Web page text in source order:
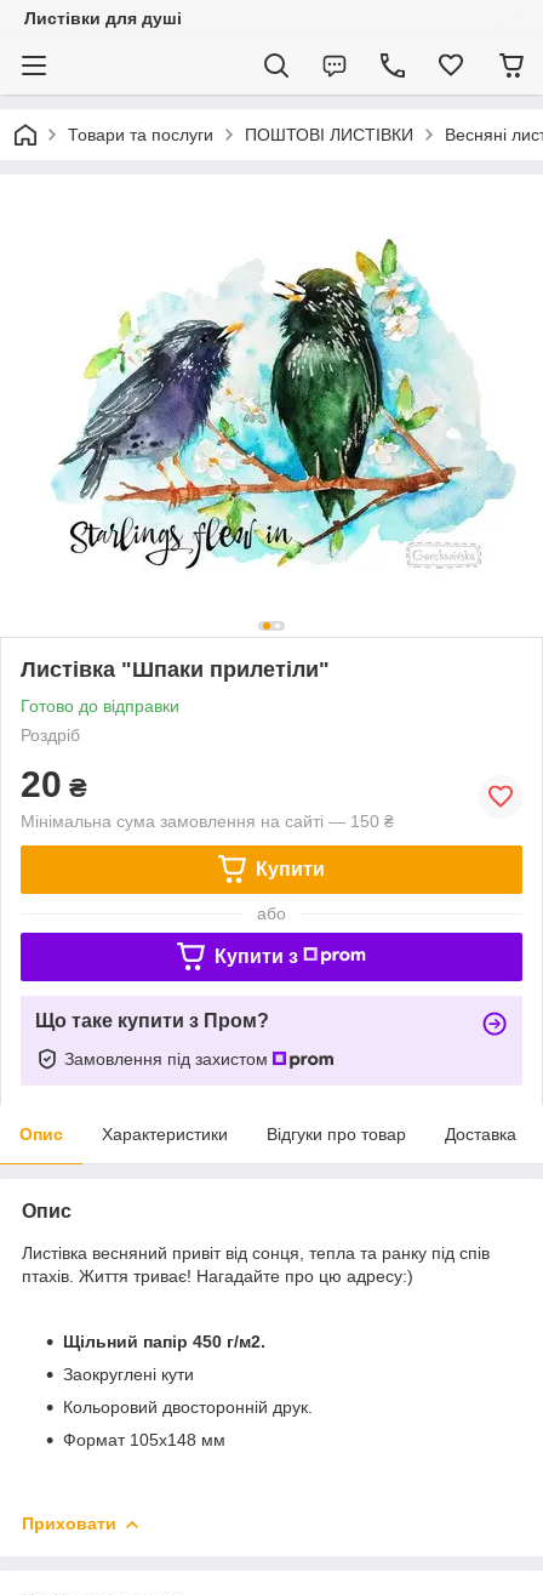
Листівки для душі
Товари та послуги ПОШТОВІ ЛИСТІВКИ Весняні
Листівка "Шпаки прилетіли"
Готово до відправки
Роздріб
20 ₴
Мінімальна сума замовлення на сайті — 150 ₴
Купити
або
Купити з
Що таке купити з Пром?
Замовлення під захистом
Опис Характеристики Відгуки про товар Доставка
Опис
Листівка весняний привіт від сонця, тепла та ранку під спів
птахів. Життя триває! Нагадайте про цю адресу:)
Щільний папір 450 г/м2.
Заокруглені кути
Кольоровий двосторонній друк.
Формат 105х148 мм
Приховати